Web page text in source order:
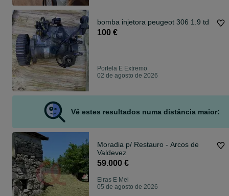
bomba injetora peugeot 306 1.9 td
100 €
Portela E Extremo
02 de agosto de 2026
Vê estes resultados numa distância maior:
Moradia p/ Restauro - Arcos de
Valdevez
59.000 €
Eiras E Mei
05 de agosto de 2026